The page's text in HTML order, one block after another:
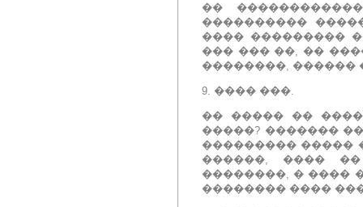
��
����������
���� ���������
��� ��� ��, ��
��������, ������
9. ���� ���.
�� ����� ��
�����? �������
��������� �����
������, ����
��������, � ����
�������� ����